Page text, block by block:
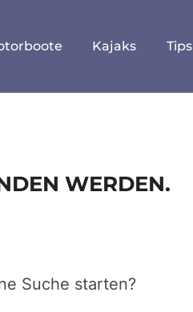
Kajaks Tips
WERDEN.
Suche starten?